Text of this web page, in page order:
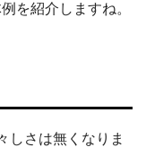
を紹介しますね。
しさは無くなりま